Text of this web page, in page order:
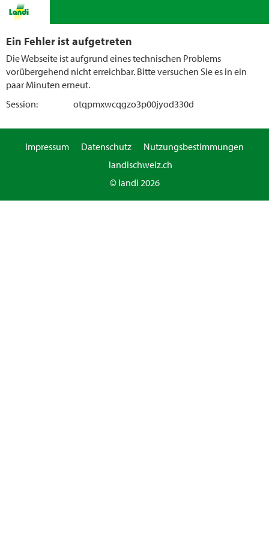
Ein Fehler ist aufgetreten
Die Webseite ist aufgrund eines technischen Problems
vorübergehend nicht erreichbar. Bitte versuchen Sie es in ein
paar Minuten erneut.
Session:
otqpmxwcqgzo3p00jyod330d
Impressum Datenschutz
Nutzungsbestimmungen
landischweiz.ch
© landi 2026